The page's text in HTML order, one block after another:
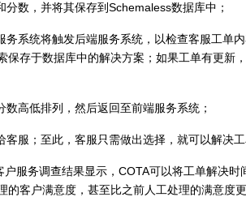
数，并将其保存到Schemaless数据库中；
统将触发后端服务系统，以检查客服工单内
保存于数据库中的解决方案；如果工单有更新
高低排列，然后返回至前端服务系统；
；至此，客服只需做出选择，就可以解决工
务调查结果显示，COTA可以将工单解决时
的客户满意度，甚至比之前人工处理的满意度更